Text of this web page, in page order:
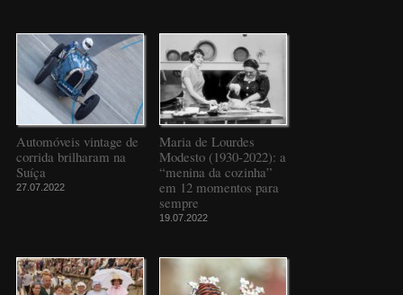
Automóveis vintage de
corrida brilharam na
Suíça
27.07.2022
Maria de Lourdes
Modesto (1930-2022): a
“menina da cozinha”
em 12 momentos para
sempre
19.07.2022